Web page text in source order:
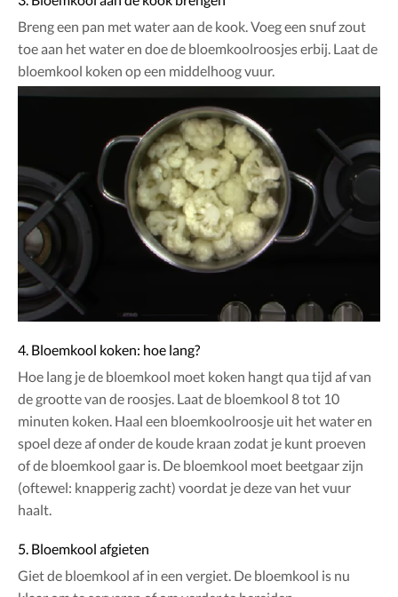
Breng een pan met water aan de kook. Voeg een snuf zout
toe aan het water en doe de bloemkoolroosjes erbij. Laat de
bloemkool koken op een middelhoog vuur.
4. Bloemkool koken: hoe lang?
Hoe lang je de bloemkool moet koken hangt qua tijd af van
de grootte van de roosjes. Laat de bloemkool 8 tot 10
minuten koken. Haal een bloemkoolroosje uit het water en
spoel deze af onder de koude kraan zodat je kunt proeven
of de bloemkool gaar is. De bloemkool moet beetgaar zijn
(oftewel: knapperig zacht) voordat je deze van het vuur
haalt.
5. Bloemkool afgieten
Giet de bloemkool af in een vergiet. De bloemkool is nu